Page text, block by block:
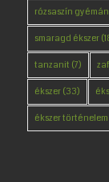
rózsaszín
smaragd ékszer
tanzanit (7)
ékszer(33)
ékszer történelem